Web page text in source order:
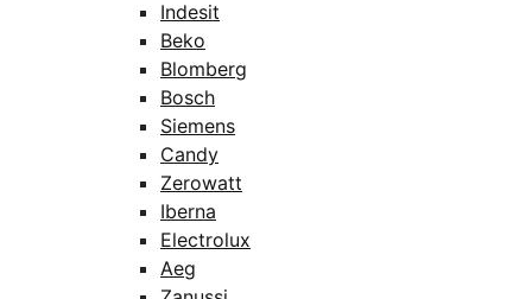
Indesit
Beko
Blomberg
Bosch
Siemens
Candy
Zerowatt
Iberna
Electrolux
Aeg